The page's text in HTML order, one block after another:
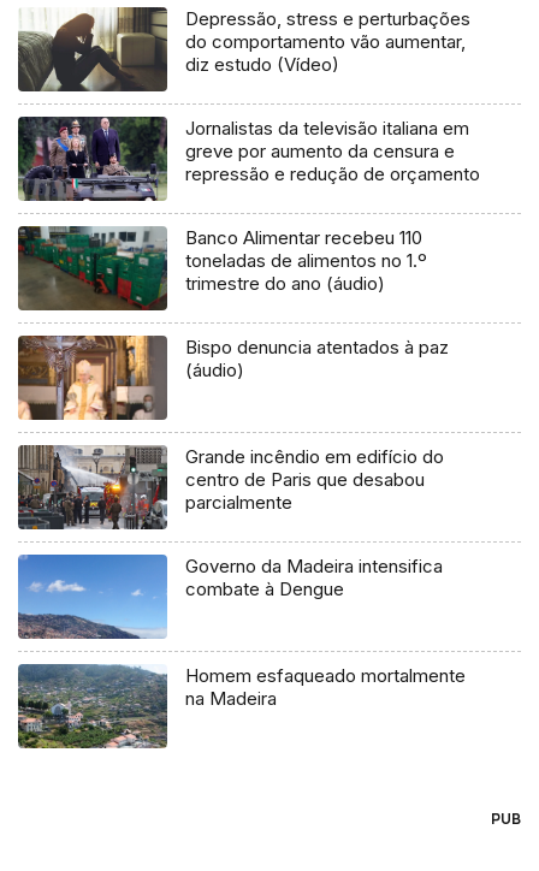
Depressão, stress e perturbações
do comportamento vão aumentar,
diz estudo (Vídeo)
Jornalistas da televisão italiana em
greve por aumento da censura e
repressão e redução de orçamento
Banco Alimentar recebeu 110
toneladas de alimentos no 1.º
trimestre do ano (áudio)
Bispo denuncia atentados à paz
(áudio)
Grande incêndio em edifício do
centro de Paris que desabou
parcialmente
Governo da Madeira intensifica
combate à Dengue
Homem esfaqueado mortalmente
na Madeira
PUB